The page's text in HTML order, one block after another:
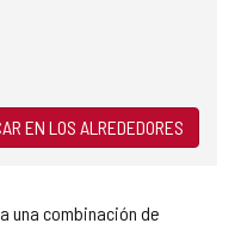
EN LOS ALREDEDORES
una combinación de